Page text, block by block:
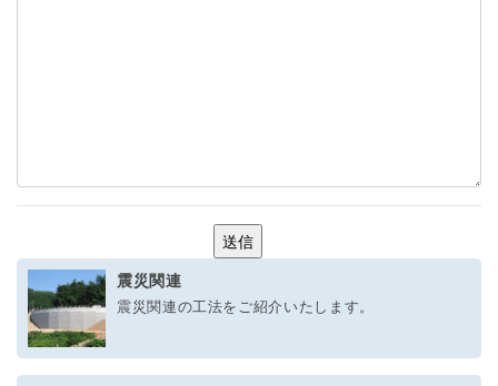
震災関連
震災関連の工法をご紹介いたします。